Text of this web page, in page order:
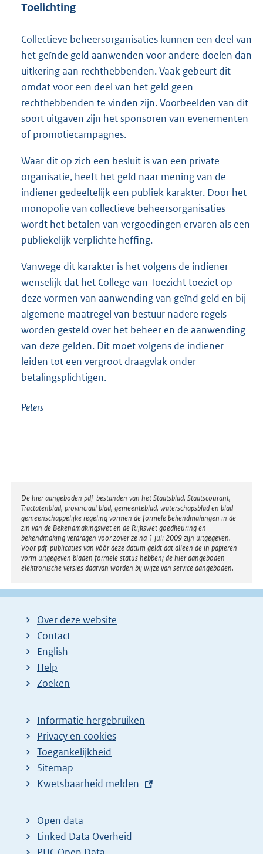
Toelichting
Collectieve beheersorganisaties kunnen een deel van
het geïnde geld aanwenden voor andere doelen dan
uitkering aan rechthebbenden. Vaak gebeurt dit
omdat voor een deel van het geld geen
rechthebbenden te vinden zijn. Voorbeelden van dit
soort uitgaven zijn het sponsoren van evenementen
of promotiecampagnes.
Waar dit op zich een besluit is van een private
organisatie, heeft het geld naar mening van de
indiener gedeeltelijk een publiek karakter. Door het
monopolie van collectieve beheersorganisaties
wordt het betalen van vergoedingen ervaren als een
publiekelijk verplichte heffing.
Vanwege dit karakter is het volgens de indiener
wenselijk dat het College van Toezicht toeziet op
deze vormen van aanwending van geïnd geld en bij
algemene maatregel van bestuur nadere regels
worden gesteld over het beheer en de aanwending
van deze gelden. Dit moet volgens de indiener
leiden tot een vergroot draagvlak onder
betalingsplichtigen.
Peters
Disclaimer
De hier aangeboden pdf-bestanden van het Staatsblad, Staatscourant,
Tractatenblad, provinciaal blad, gemeenteblad, waterschapsblad en blad
gemeenschappelijke regeling vormen de formele bekendmakingen in de
zin van de Bekendmakingswet en de Rijkswet goedkeuring en
bekendmaking verdragen voor zover ze na 1 juli 2009 zijn uitgegeven.
Voor pdf-publicaties van vóór deze datum geldt dat alleen de in papieren
vorm uitgegeven bladen formele status hebben; de hier aangeboden
elektronische versies daarvan worden bij wijze van service aangeboden.
Over deze website
Contact
English
Help
Zoeken
Informatie hergebruiken
Privacy en cookies
Toegankelijkheid
Sitemap
E
t
e
r
Kwetsbaarheid melden
Open data
Linked Data Overheid